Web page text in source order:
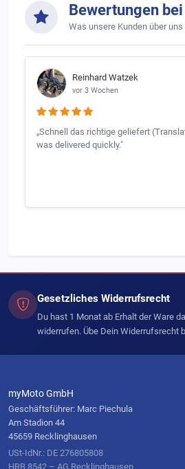
Bewertungen bei
Was unsere Kunden über
Reinhard Watzek
vor 3 Wochen
„Schnell das richtige geliefert
was delivered quickly."
Gesetzliches Widerrufsrecht
Du hast 1 Monat ab Erhalt der Ware
widerrufen. Übe Dein Widerrufsrecht
myMoto GmbH
Geschäftsführer: Marc Piechula
Am Stadion 44
45659 Recklinghausen
USt-IdNr.: DE 276805808
HRB 8542 – AG Recklinghausen